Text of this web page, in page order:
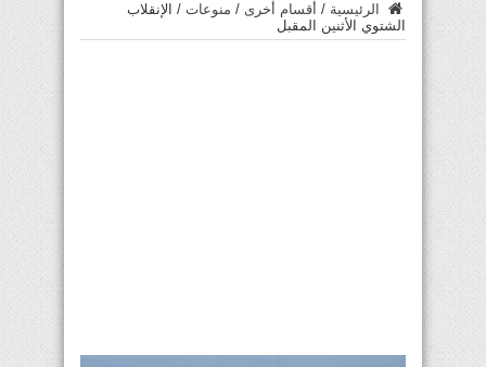
الرئيسية / أقسام أخرى / منوعات / الإنقلاب
الشتوي الأثنين المقبل